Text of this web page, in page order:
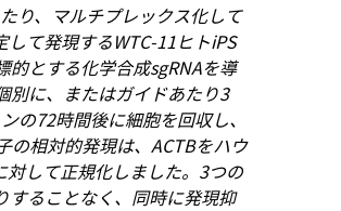
り、マルチプレックス化して
て発現するWTC-11ヒトiPS
とする化学合成sgRNAを導
別に、またはガイドあたり3
の72時間後に細胞を回収し、
の相対的発現は、ACTBをハウ
して正規化しました。3つの
することなく、同時に発現抑